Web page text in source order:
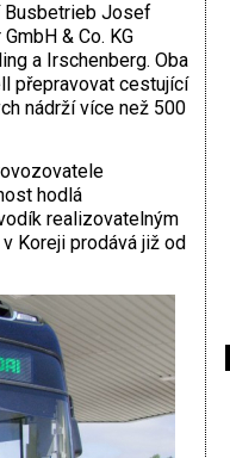
Busbetrieb Josef
& Co. KG
a Irschenberg. Oba
přepravovat cestující
nádrží více než 500
hodlá
realizovatelným
Koreji prodává již od